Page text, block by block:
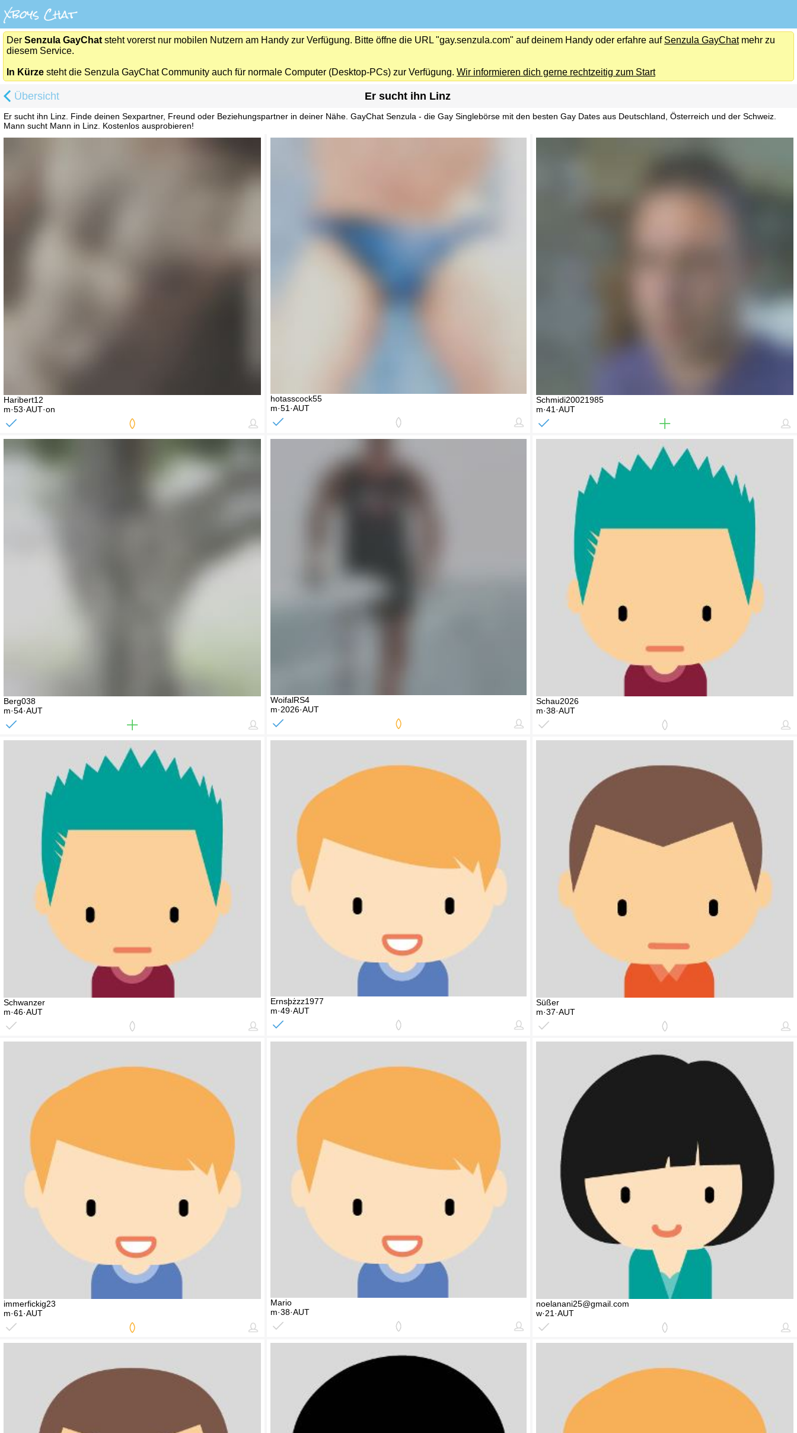
Der Senzula GayChat steht vorerst nur mobilen Nutzern am Handy zur Verfügung. Bitte öffne die URL "gay.senzula.com" auf deinem Handy oder erfahre auf Senzula GayChatmehr zu
diesem Service.
In Kürze steht die Senzula GayChat Community auch für normale Computer (Desktop-PCs) zur Verfügung. Wir informieren dich gerne rechtzeitig zum Start
Übersicht Er sucht ihn Linz
Er sucht ihn Linz. Finde deinen Sexpartner, Freund oder Beziehungspartner in deiner Nähe. GayChat Senzula - die Gay Singlebörse mit den besten Gay Dates aus Deutschland, Österreich und der Schweiz.
Mann sucht Mann in Linz. Kostenlos ausprobieren!
Haribert12
m·53·AUT·on
hotasscock55
m·51·AUT
Schmidi20021985
m·41·AUT
Berg038
m·54·AUT
WoifalRS4
m·2026·AUT
Schau2026
m·38·AUT
Schwanzer
m·46·AUT
Ernsþżzz1977
m·49·AUT
Süßer
m·37·AUT
immerfickig23
m·61·AUT
Mario
m·38·AUT
noelanani25@gmail.com
w·21·AUT